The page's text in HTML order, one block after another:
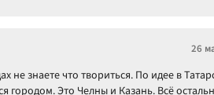
26
не знаете что твориться. По идее в
городом. Это Челны и Казань. Всё